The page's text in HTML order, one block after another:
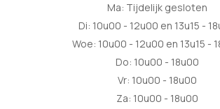
Ma: Tijdelijk gesloten
Di: 10u00 - 12u00 en 13u15 -
Woe: 10u00 - 12u00 en 13u15 -
Do: 10u00 - 18u00
Vr: 10u00 - 18u00
Za: 10u00 - 18u00